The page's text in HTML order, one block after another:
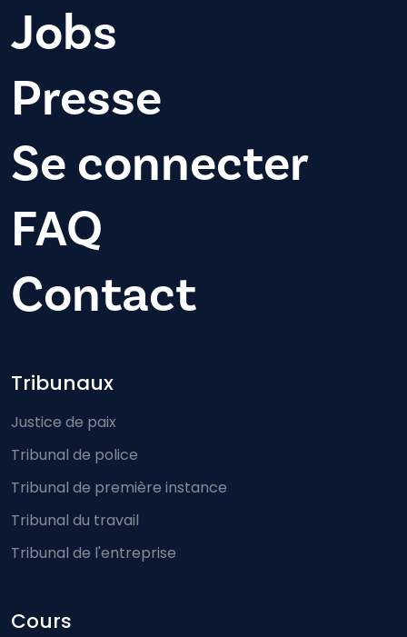
Jobs
Presse
Se connecter
FAQ
Contact
Footer-menu
Tribunaux
Justice de paix
Tribunal de police
Tribunal de première instance
Tribunal du travail
Tribunal de l'entreprise
Cours